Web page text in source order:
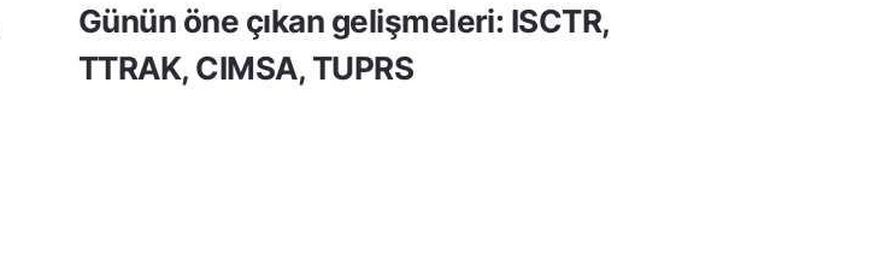
Günün öne çıkan gelişmeleri: ISCTR,
TTRAK, CIMSA, TUPRS